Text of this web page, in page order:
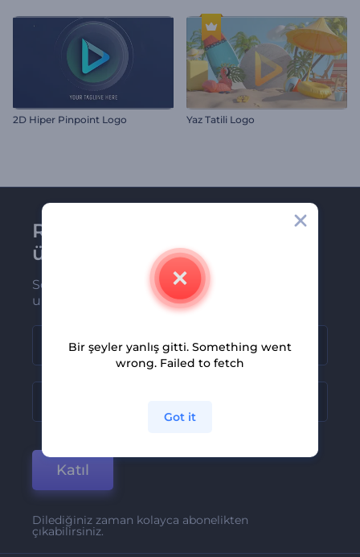
2D Hiper Pinpoint Logo Yaz Tatili Logo
Renderforest bültenine
üye olun
Son haber ve tekliflerimiz ilk olarak size
ulaşsın
Katıl
Dilediğiniz zaman kolayca abonelikten
çıkabilirsiniz.
Bir şeyler yanlış gitti. Something went
wrong. Failed to fetch
Got it